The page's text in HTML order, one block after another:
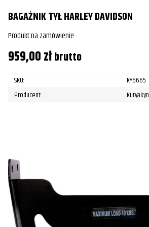
BAGAŻNIK TYŁ HARLEY DAVIDSON
Produkt na zamówienie
959,00złbrutto
SKU:
KY6665
Producent:
Kuryakyn